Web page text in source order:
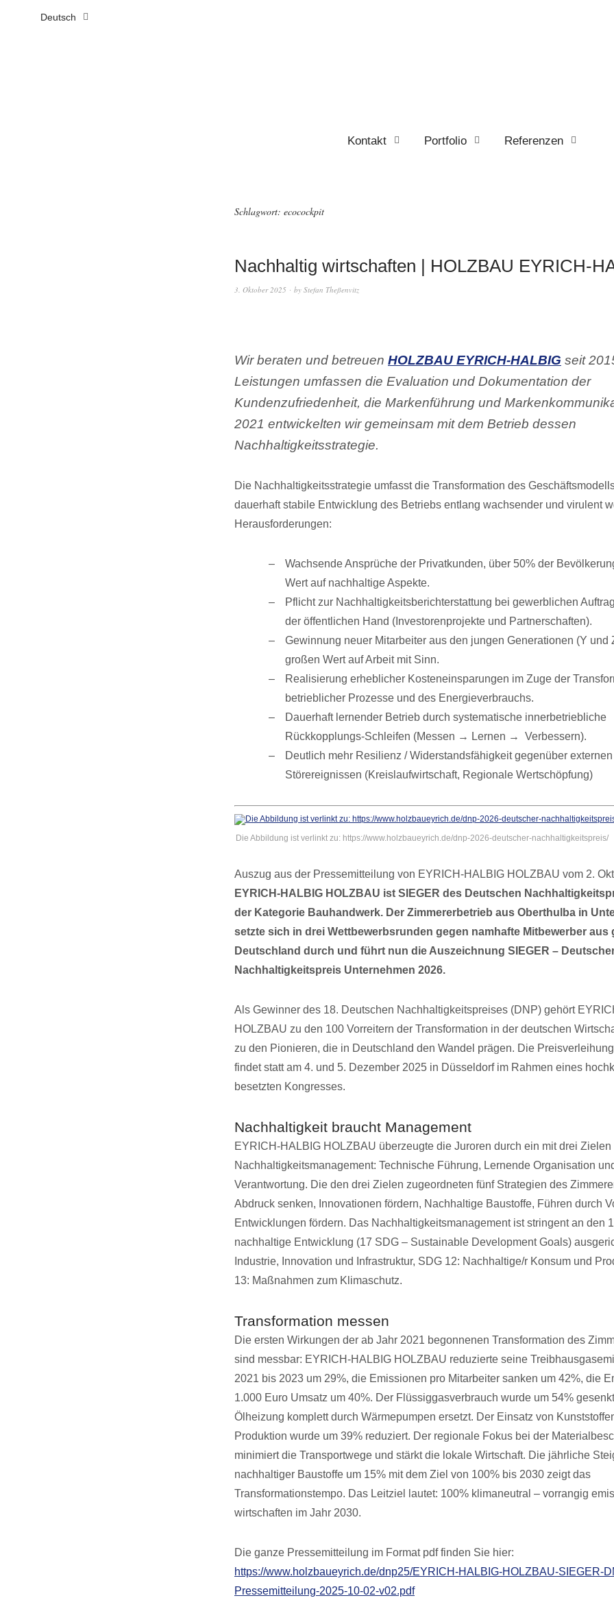
Deutsch
Kontakt Portfolio Referenzen
Schlagwort: ecocockpit
Nachhaltig wirtschaften | HOLZBAU EYRICH-
3. Oktober 2025 by Stefan Theßenvitz
Wir beraten und betreuen HOLZBAU EYRICH-HALBIG seit
Leistungen umfassen die Evaluation und Dokumentation der
Kundenzufriedenheit, die Markenführung und
2021 entwickelten wir gemeinsam mit dem Betrieb dessen
Nachhaltigkeitsstrategie.
Die Nachhaltigkeitsstrategie umfasst die Transformation des
dauerhaft stabile Entwicklung des Betriebs entlang wachsender und virulent
Herausforderungen:
Wachsende Ansprüche der Privatkunden, über 50% der
Wert auf nachhaltige Aspekte.
Pflicht zur Nachhaltigkeitsberichterstattung bei gewerblichen
der öffentlichen Hand (Investorenprojekte und Partnerschaften).
Gewinnung neuer Mitarbeiter aus den jungen Generationen (Y und
großen Wert auf Arbeit mit Sinn.
Realisierung erheblicher Kosteneinsparungen im Zuge der
betrieblicher Prozesse und des Energieverbrauchs.
Dauerhaft lernender Betrieb durch systematische innerbetriebliche
Rückkopplungs-Schleifen (Messen → Lernen → Verbessern).
Deutlich mehr Resilienz / Widerstandsfähigkeit gegenüber externen
Störereignissen (Kreislaufwirtschaft, Regionale Wertschöpfung)
Die Abbildung ist verlinkt zu: https://www.holzbaueyrich.de/dnp-2026-deutscher-nachhaltigkeitspreis/
Auszug aus der Pressemitteilung von EYRICH-HALBIG HOLZBAU vom 2.
EYRICH-HALBIG HOLZBAU ist SIEGER des Deutschen
der Kategorie Bauhandwerk. Der Zimmererbetrieb aus Oberthulba in
setzte sich in drei Wettbewerbsrunden gegen namhafte Mitbewerber aus
Deutschland durch und führt nun die Auszeichnung SIEGER –
Nachhaltigkeitspreis Unternehmen 2026.
Als Gewinner des 18. Deutschen Nachhaltigkeitspreises (DNP) gehört
HOLZBAU zu den 100 Vorreitern der Transformation in der deutschen
zu den Pionieren, die in Deutschland den Wandel prägen. Die
findet statt am 4. und 5. Dezember 2025 in Düsseldorf im Rahmen eines
besetzten Kongresses.
Nachhaltigkeit braucht Management
EYRICH-HALBIG HOLZBAU überzeugte die Juroren durch ein mit drei
Nachhaltigkeitsmanagement: Technische Führung, Lernende Organisation
Verantwortung. Die den drei Zielen zugeordneten fünf Strategien des
Abdruck senken, Innovationen fördern, Nachhaltige Baustoffe, Führen durch
Entwicklungen fördern. Das Nachhaltigkeitsmanagement ist stringent an den
nachhaltige Entwicklung (17 SDG – Sustainable Development Goals)
Industrie, Innovation und Infrastruktur, SDG 12: Nachhaltige/r Konsum und
13: Maßnahmen zum Klimaschutz.
Transformation messen
Die ersten Wirkungen der ab Jahr 2021 begonnenen Transformation des
sind messbar: EYRICH-HALBIG HOLZBAU reduzierte seine
2021 bis 2023 um 29%, die Emissionen pro Mitarbeiter sanken um 42%, die
1.000 Euro Umsatz um 40%. Der Flüssiggasverbrauch wurde um 54%
Ölheizung komplett durch Wärmepumpen ersetzt. Der Einsatz von
Produktion wurde um 39% reduziert. Der regionale Fokus bei der
minimiert die Transportwege und stärkt die lokale Wirtschaft. Die jährliche
nachhaltiger Baustoffe um 15% mit dem Ziel von 100% bis 2030 zeigt das
Transformationstempo. Das Leitziel lautet: 100% klimaneutral – vorrangig
wirtschaften im Jahr 2030.
Die ganze Pressemitteilung im Format pdf finden Sie hier:
https://www.holzbaueyrich.de/dnp25/EYRICH-HALBIG-HOLZBAU-SIEGER-
Pressemitteilung-2025-10-02-v02.pdf